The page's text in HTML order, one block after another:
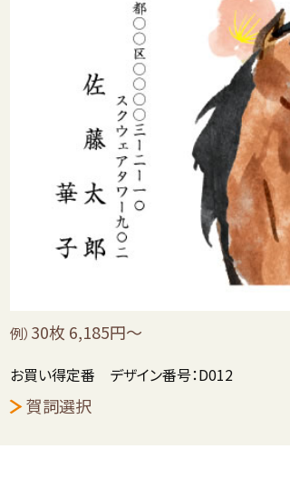
例） 30枚 6,185円～
お買い得定番 デザイン番号：D012
賀詞選択